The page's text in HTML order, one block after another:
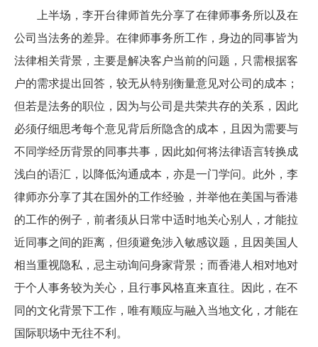
上半场，李开台律师首先分享了在律师事务所以及在
公司当法务的差异。在律师事务所工作，身边的同事皆为
法律相关背景，主要是解决客户当前的问题，只需根据客
户的需求提出回答，较无从特别衡量意见对公司的成本；
但若是法务的职位，因为与公司是共荣共存的关系，因此
必须仔细思考每个意见背后所隐含的成本，且因为需要与
不同学经历背景的同事共事，因此如何将法律语言转换成
浅白的语汇，以降低沟通成本，亦是一门学问。此外，李
律师亦分享了其在国外的工作经验，并举他在美国与香港
的工作的例子，前者须从日常中适时地关心别人，才能拉
近同事之间的距离，但须避免涉入敏感议题，且因美国人
相当重视隐私，忌主动询问身家背景；而香港人相对地对
于个人事务较为关心，且行事风格直来直往。因此，在不
同的文化背景下工作，唯有顺应与融入当地文化，才能在
国际职场中无往不利。